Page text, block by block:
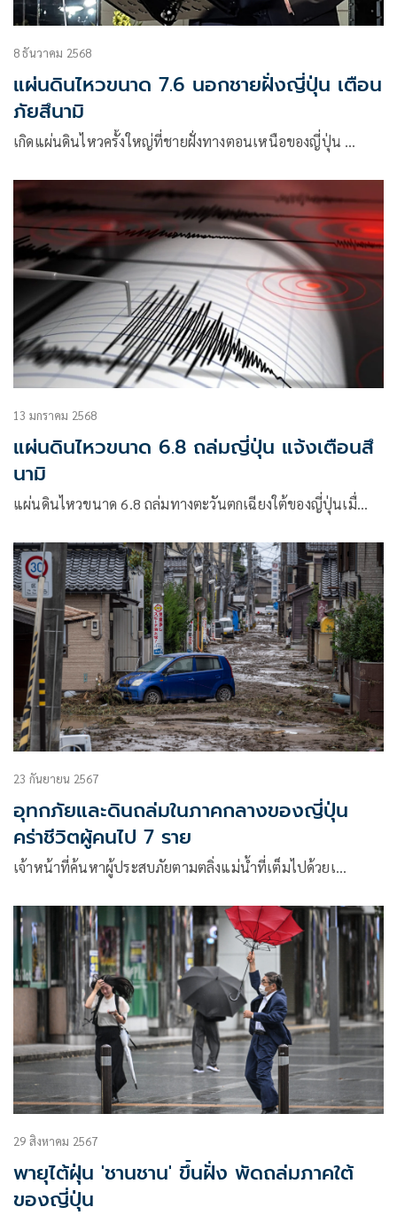
8 ธันวาคม 2568
แผ่นดินไหวขนาด 7.6 นอกชายฝั่งญี่ปุ่น เตือน
ภัยสึนามิ
เกิดแผ่นดินไหวครั้งใหญ่ที่ชายฝั่งทางตอนเหนือของญี่ปุ่น …
13 มกราคม 2568
แผ่นดินไหวขนาด 6.8 ถล่มญี่ปุ่น แจ้งเตือนสึ
นามิ
แผ่นดินไหวขนาด 6.8 ถล่มทางตะวันตกเฉียงใต้ของญี่ปุ่นเมื่…
23 กันยายน 2567
อุทกภัยและดินถล่มในภาคกลางของญี่ปุ่น
คร่าชีวิตผู้คนไป 7 ราย
เจ้าหน้าที่ค้นหาผู้ประสบภัยตามตลิ่งแม่น้ำที่เต็มไปด้วยเ…
29 สิงหาคม 2567
พายุไต้ฝุ่น 'ชานชาน' ขึ้นฝั่ง พัดถล่มภาคใต้
ของญี่ปุ่น